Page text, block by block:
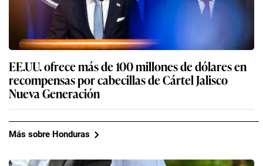
EE.UU. ofrece más de 100 millones de dólares en
recompensas por cabecillas de Cártel Jalisco
Nueva Generación
Más sobre Honduras